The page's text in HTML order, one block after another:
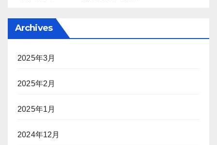
Archives
2025年3月
2025年2月
2025年1月
2024年12月